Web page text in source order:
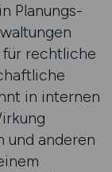
Planungs-
rechtliche
in internen
und anderen